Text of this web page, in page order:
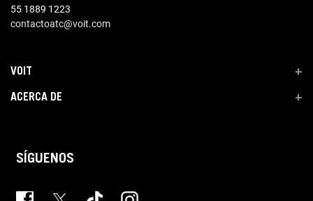
55 1889 1223
contactoatc@voit.com
VOIT +
ACERCA DE +
SÍGUENOS